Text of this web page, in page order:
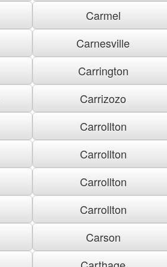
Carmel
Carnesville
Carrington
Carrizozo
Carrollton
Carrollton
Carrollton
Carrollton
Carson